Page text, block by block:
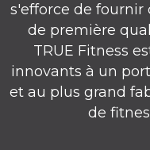
s'efforce de fournir
de première
TRUE Fitness
innovants à un
et au plus grand
de